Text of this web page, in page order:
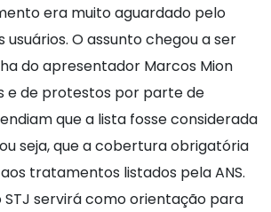
era muito aguardado pelo
O assunto chegou a ser
do apresentador Marcos Mion
e de protestos por parte de
que a lista fosse considerada
seja, que a cobertura obrigatória
tratamentos listados pela ANS.
STJ servirá como orientação para